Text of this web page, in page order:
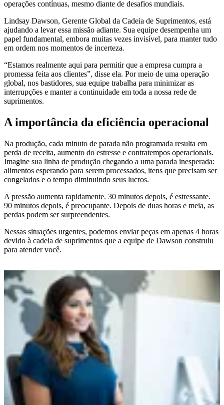
operações contínuas, mesmo diante de desafios mundiais.
Lindsay Dawson, Gerente Global da Cadeia de Suprimentos, está
ajudando a levar essa missão adiante. Sua equipe desempenha um
papel fundamental, embora muitas vezes invisível, para manter tudo
em ordem nos momentos de incerteza.
“Estamos realmente aqui para permitir que a empresa cumpra a
promessa feita aos clientes”, disse ela. Por meio de uma operação
global, nos bastidores, sua equipe trabalha para minimizar as
interrupções e manter a continuidade em toda a nossa rede de
suprimentos.
A importância da eficiência operacional
Na produção, cada minuto de parada não programada resulta em
perda de receita, aumento do estresse e contratempos operacionais.
Imagine sua linha de produção chegando a uma parada inesperada:
alimentos esperando para serem processados, itens que precisam ser
congelados e o tempo diminuindo seus lucros.
A pressão aumenta rapidamente. 30 minutos depois, é estressante.
90 minutos depois, é preocupante. Depois de duas horas e meia, as
perdas podem ser surpreendentes.
Nessas situações urgentes, podemos enviar peças em apenas 4 horas
devido à cadeia de suprimentos que a equipe de Dawson construiu
para atender você.